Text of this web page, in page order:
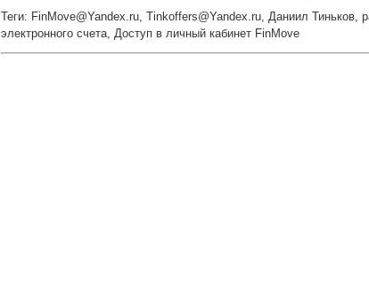
Теги: FinMove@Yandex.ru, Tinkoffers@Yandex.ru, Даниил Тиньков,
электронного счета, Доступ в личный кабинет FinMove